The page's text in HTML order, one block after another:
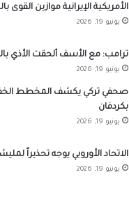
الأمريكية الإيرانية موازين القوى
يونيو 19, 2026
ترامب: مع الأسف ألحقت الأذي
يونيو 19, 2026
صحفي تركي يكشف المخطط
بكردفان
يونيو 19, 2026
الاتحاد الأوروبي يوجه تحذيراً
يونيو 19, 2026